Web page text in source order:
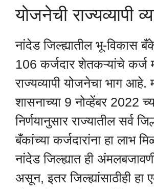
योजनेची राज्यव्यापी
नांदेड जिल्ह्यातील भू-विकास
106 कर्जदार शेतकऱ्यांचे कर्ज
राज्यव्यापी योजनेचा भाग आहे.
शासनाच्या 9 नोव्हेंबर 2022
निर्णयानुसार राज्यातील सर्व
बँकांच्या कर्जदारांना हा लाभ
नांदेड जिल्ह्यात ही
असून, इतर जिल्ह्यांसाठीही हा